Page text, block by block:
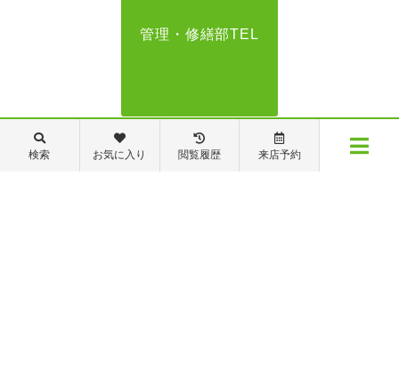
管理・修繕部TEL
088-821-7272
検索 お気に入り 閲覧履歴 来店予約